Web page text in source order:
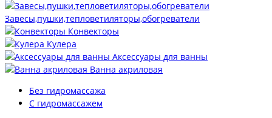
Завесы,пушки,тепловетиляторы,обогреватели
Конвекторы
Кулера
Аксессуары для ванны
Ванна акриловая
Без гидромассажа
С гидромассажем